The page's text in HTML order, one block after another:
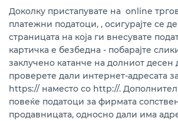
Доколку пристапувате на online
платежни податоци, , oсигурајте се
страницата на која ги внесувате
картичка е безбедна - побарајте
заклучено катанче на долниот десен
проверете дали интернет-адресата
https:// наместо со http://.
повеќе податоци за фирмата
продавницата, односно дали има